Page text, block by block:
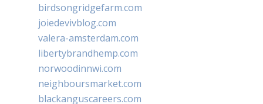
birdsongridgefarm.com
joiedevivblog.com
valera-amsterdam.com
libertybrandhemp.com
norwoodinnwi.com
neighboursmarket.com
blackanguscareers.com